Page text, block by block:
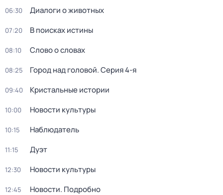
06:30 Диалоги о животных
07:20 В поисках истины
08:10 Слово о словах
08:25 Город над головой. Серия 4-я
09:40 Кристальные истории
10:00 Новости культуры
10:15 Наблюдатель
11:15 Дуэт
12:30 Новости культуры
12:45 Новости. Подробно